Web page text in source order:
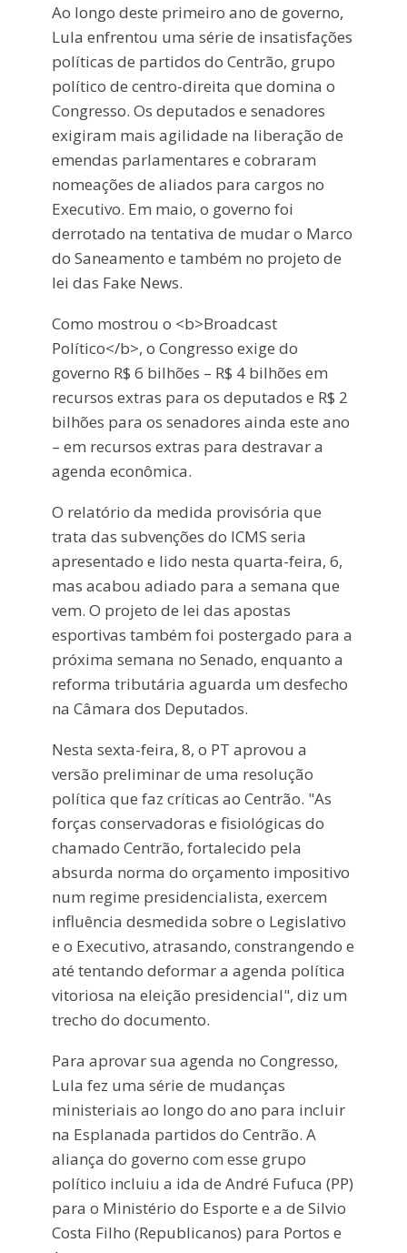
Ao longo deste primeiro ano de governo,
Lula enfrentou uma série de insatisfações
políticas de partidos do Centrão, grupo
político de centro-direita que domina o
Congresso. Os deputados e senadores
exigiram mais agilidade na liberação de
emendas parlamentares e cobraram
nomeações de aliados para cargos no
Executivo. Em maio, o governo foi
derrotado na tentativa de mudar o Marco
do Saneamento e também no projeto de
lei das Fake News.
Como mostrou o <b>Broadcast
Político</b>, o Congresso exige do
governo R$ 6 bilhões – R$ 4 bilhões em
recursos extras para os deputados e R$ 2
bilhões para os senadores ainda este ano
– em recursos extras para destravar a
agenda econômica.
O relatório da medida provisória que
trata das subvenções do ICMS seria
apresentado e lido nesta quarta-feira, 6,
mas acabou adiado para a semana que
vem. O projeto de lei das apostas
esportivas também foi postergado para a
próxima semana no Senado, enquanto a
reforma tributária aguarda um desfecho
na Câmara dos Deputados.
Nesta sexta-feira, 8, o PT aprovou a
versão preliminar de uma resolução
política que faz críticas ao Centrão. "As
forças conservadoras e fisiológicas do
chamado Centrão, fortalecido pela
absurda norma do orçamento impositivo
num regime presidencialista, exercem
influência desmedida sobre o Legislativo
e o Executivo, atrasando, constrangendo e
até tentando deformar a agenda política
vitoriosa na eleição presidencial", diz um
trecho do documento.
Para aprovar sua agenda no Congresso,
Lula fez uma série de mudanças
ministeriais ao longo do ano para incluir
na Esplanada partidos do Centrão. A
aliança do governo com esse grupo
político incluiu a ida de André Fufuca (PP)
para o Ministério do Esporte e a de Silvio
Costa Filho (Republicanos) para Portos e